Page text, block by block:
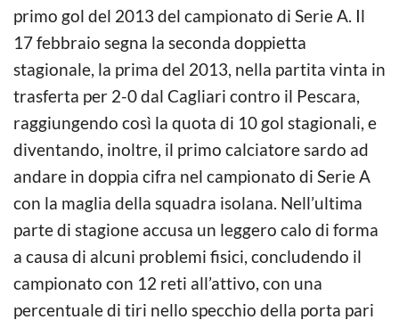
primo gol del 2013 del campionato di Serie A. Il
17 febbraio segna la seconda doppietta
stagionale, la prima del 2013, nella partita vinta in
trasferta per 2-0 dal Cagliari contro il Pescara,
raggiungendo così la quota di 10 gol stagionali, e
diventando, inoltre, il primo calciatore sardo ad
andare in doppia cifra nel campionato di Serie A
con la maglia della squadra isolana. Nell’ultima
parte di stagione accusa un leggero calo di forma
a causa di alcuni problemi fisici, concludendo il
campionato con 12 reti all’attivo, con una
percentuale di tiri nello specchio della porta pari